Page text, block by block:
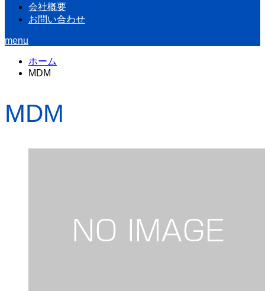
会社概要
お問い合わせ
menu
ホーム
MDM
MDM